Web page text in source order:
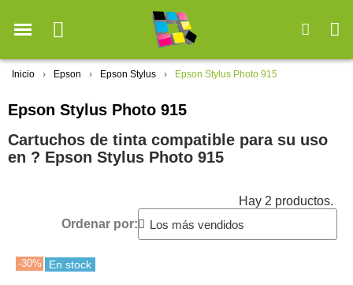
Inicio Epson Epson Stylus Epson Stylus Photo 915
Epson Stylus Photo 915
Cartuchos de tinta compatible para su uso
en ?️ Epson Stylus Photo 915
Hay 2 productos.
Ordenar por:
-30% En stock